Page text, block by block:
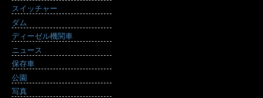
スイッチャー
ダム
ディーゼル機関車
ニュース
保存車
公園
写真